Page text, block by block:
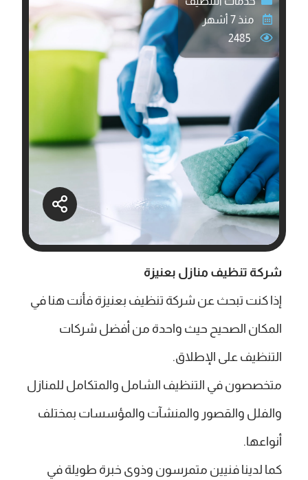
منذ 7 أشهر
شركة تنظيف منازل بعنيزة
إذا كنت تبحث عن شركة تنظيف بعنيزة فأنت هنا في
المكان الصحيح حيث واحدة من أفضل شركات
التنظيف على الإطلاق.
متخصصون في التنظيف الشامل والمتكامل للمنازل
والفلل والقصور والمنشآت والمؤسسات بمختلف
أنواعها.
كما لدينا فنيين متمرسون وذوى خبرة طويلة في